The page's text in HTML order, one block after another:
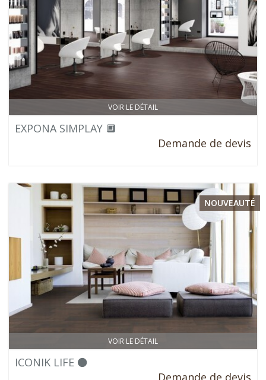
VOIR LE DÉTAIL
EXPONA SIMPLAY 🔲
Demande de devis
VOIR LE DÉTAIL
NOUVEAUTÉ
ICONIK LIFE ⚫
Demande de devis